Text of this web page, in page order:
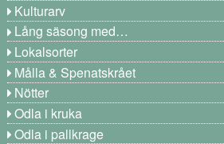
Kulturarv
Lång säsong med…
Lokalsorter
Målla & Spenatskrået
Nötter
Odla i kruka
Odla i pallkrage